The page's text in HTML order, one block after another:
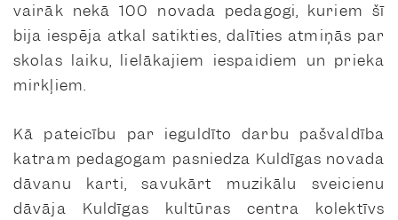
vairāk nekā 100 novada pedagogi, kuriem šī
bija iespēja atkal satikties, dalīties atmiņās par
skolas laiku, lielākajiem iespaidiem un prieka
mirkļiem.
Kā pateicību par ieguldīto darbu pašvaldība
katram pedagogam pasniedza Kuldīgas novada
dāvanu karti, savukārt muzikālu sveicienu
dāvāja Kuldīgas kultūras centra kolektīvs